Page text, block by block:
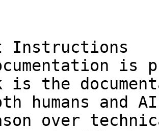
Instructions
is
is the
humans and
over